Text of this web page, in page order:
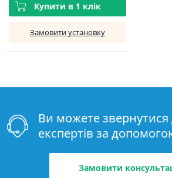
Купити в 1 клік
Замовити установку
Ви можете
експертів за
Замовити